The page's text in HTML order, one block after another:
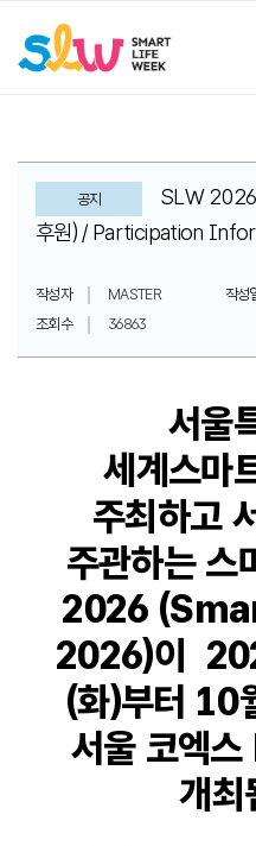
공지
SLW 2026
후원) / Participation
작성자 MASTER 작성
조회수
36863
서울
세계스마
주최하고
주관하는 스
2026
2026)이
(화)부터 10
서울 코엑
개최